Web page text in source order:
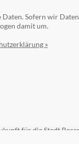
Sofern wir
damit um.
»
für die Stadt